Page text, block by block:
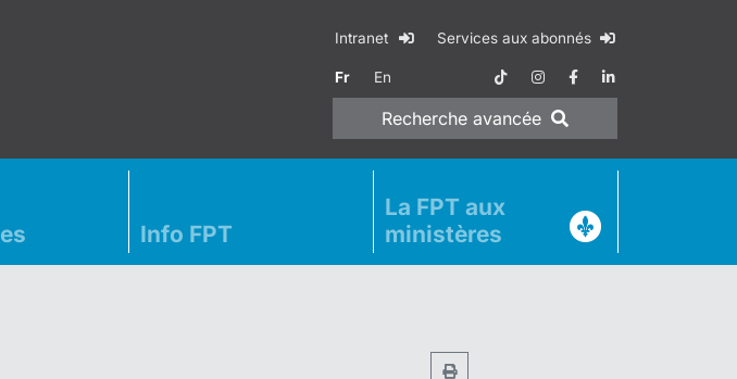
Intranet Services aux abonnés
Fr En
Recherche avancée
Info FPT
La FPT aux
ministères